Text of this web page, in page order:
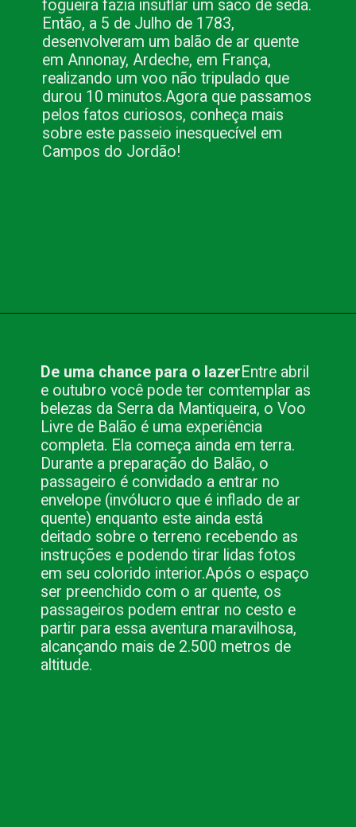
fogueira fazia insuflar um saco de seda.
Então, a 5 de Julho de 1783,
desenvolveram um balão de ar quente
em Annonay, Ardeche, em França,
realizando um voo não tripulado que
durou 10 minutos.Agora que passamos
pelos fatos curiosos, conheça mais
sobre este passeio inesquecível em
Campos do Jordão!
De uma chance para o lazerEntre abril
e outubro você pode ter comtemplar as
belezas da Serra da Mantiqueira, o Voo
Livre de Balão é uma experiência
completa. Ela começa ainda em terra.
Durante a preparação do Balão, o
passageiro é convidado a entrar no
envelope (invólucro que é inflado de ar
quente) enquanto este ainda está
deitado sobre o terreno recebendo as
instruções e podendo tirar lidas fotos
em seu colorido interior.Após o espaço
ser preenchido com o ar quente, os
passageiros podem entrar no cesto e
partir para essa aventura maravilhosa,
alcançando mais de 2.500 metros de
altitude.